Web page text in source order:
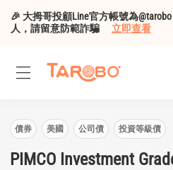
🎉 大拇哥投顧Line官方帳號為
人，請留意防範詐騙
立即查看
債券 美國 公司債 投資等級債
PIMCO Investment